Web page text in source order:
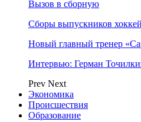
Вызов в сборную
Сборы выпускников
Новый главный тренер
Интервью: Герман
Prev Next
Экономика
Происшествия
Образование